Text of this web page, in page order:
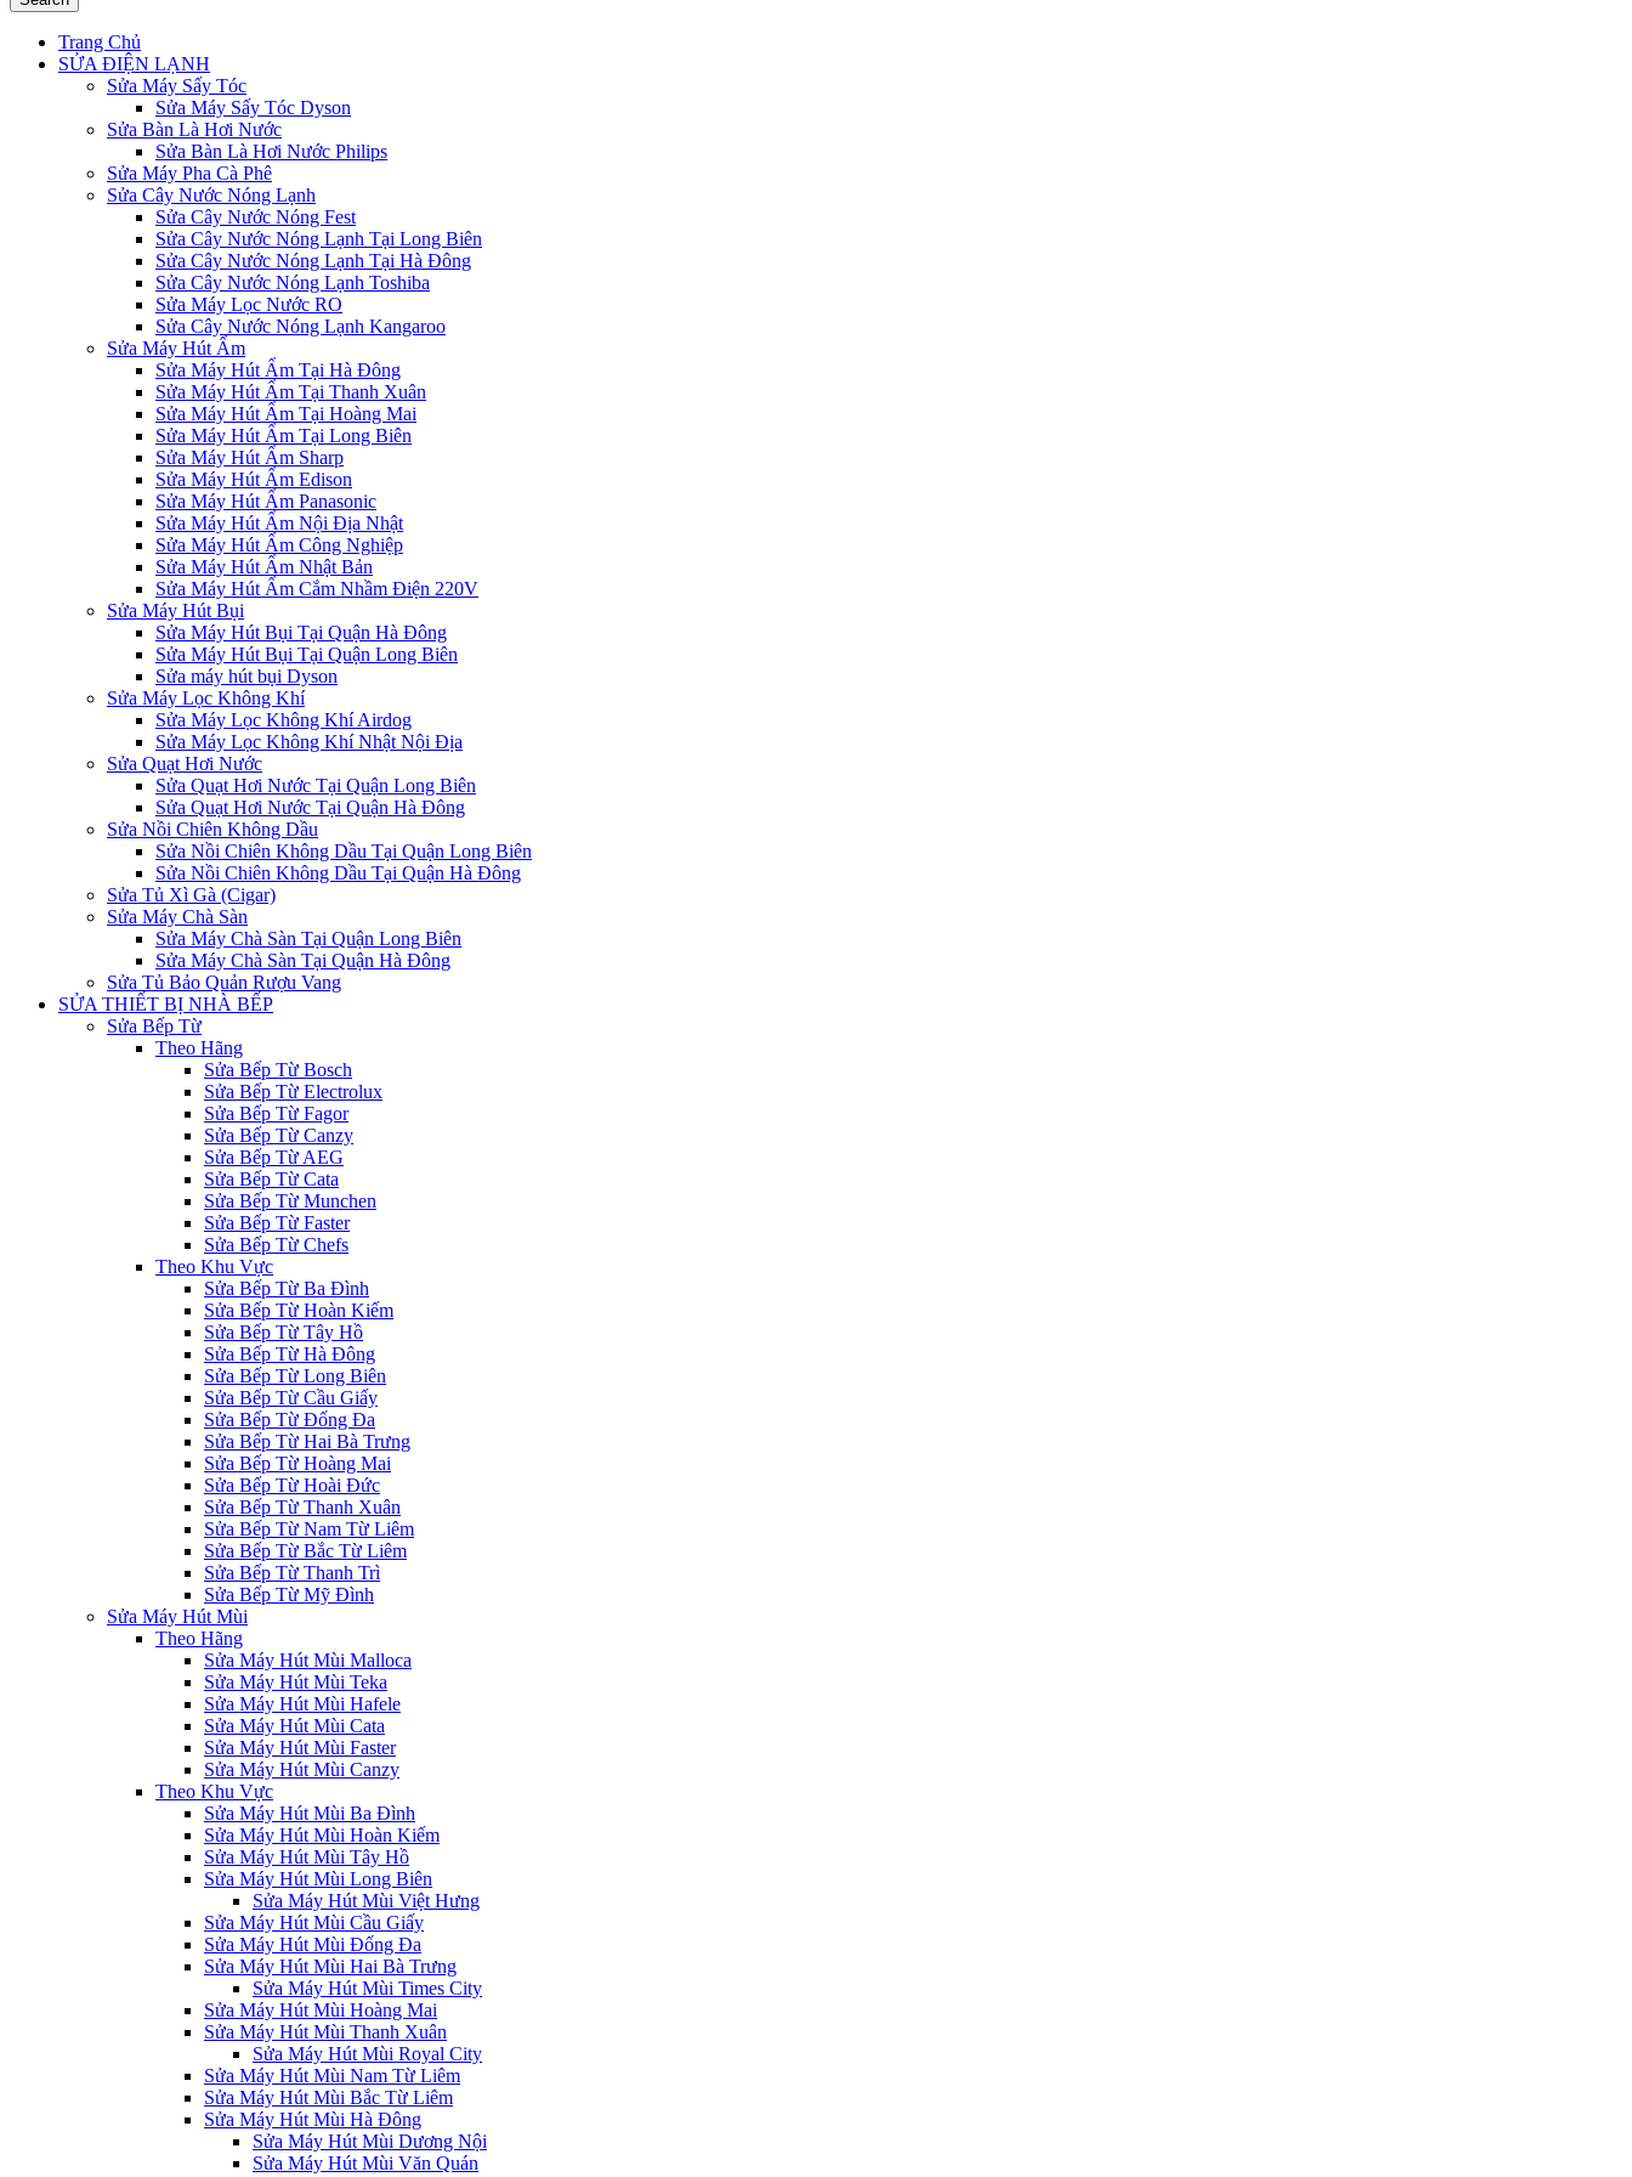
Trang Chủ
SỬA ĐIỆN LẠNH
Sửa Máy Sấy Tóc
Sửa Máy Sấy Tóc Dyson
Sửa Bàn Là Hơi Nước
Sửa Bàn Là Hơi Nước Philips
Sửa Máy Pha Cà Phê
Sửa Cây Nước Nóng Lạnh
Sửa Cây Nước Nóng Fest
Sửa Cây Nước Nóng Lạnh Tại Long Biên
Sửa Cây Nước Nóng Lạnh Tại Hà Đông
Sửa Cây Nước Nóng Lạnh Toshiba
Sửa Máy Lọc Nước RO
Sửa Cây Nước Nóng Lạnh Kangaroo
Sửa Máy Hút Ẩm
Sửa Máy Hút Ẩm Tại Hà Đông
Sửa Máy Hút Ẩm Tại Thanh Xuân
Sửa Máy Hút Ẩm Tại Hoàng Mai
Sửa Máy Hút Ẩm Tại Long Biên
Sửa Máy Hút Ẩm Sharp
Sửa Máy Hút Ẩm Edison
Sửa Máy Hút Ẩm Panasonic
Sửa Máy Hút Ẩm Nội Địa Nhật
Sửa Máy Hút Ẩm Công Nghiệp
Sửa Máy Hút Ẩm Nhật Bản
Sửa Máy Hút Ẩm Cắm Nhầm Điện 220V
Sửa Máy Hút Bụi
Sửa Máy Hút Bụi Tại Quận Hà Đông
Sửa Máy Hút Bụi Tại Quận Long Biên
Sửa máy hút bụi Dyson
Sửa Máy Lọc Không Khí
Sửa Máy Lọc Không Khí Airdog
Sửa Máy Lọc Không Khí Nhật Nội Địa
Sửa Quạt Hơi Nước
Sửa Quạt Hơi Nước Tại Quận Long Biên
Sửa Quạt Hơi Nước Tại Quận Hà Đông
Sửa Nồi Chiên Không Dầu
Sửa Nồi Chiên Không Dầu Tại Quận Long Biên
Sửa Nồi Chiên Không Dầu Tại Quận Hà Đông
Sửa Tủ Xì Gà (Cigar)
Sửa Máy Chà Sàn
Sửa Máy Chà Sàn Tại Quận Long Biên
Sửa Máy Chà Sàn Tại Quận Hà Đông
Sửa Tủ Bảo Quản Rượu Vang
SỬA THIẾT BỊ NHÀ BẾP
Sửa Bếp Từ
Theo Hãng
Sửa Bếp Từ Bosch
Sửa Bếp Từ Electrolux
Sửa Bếp Từ Fagor
Sửa Bếp Từ Canzy
Sửa Bếp Từ AEG
Sửa Bếp Từ Cata
Sửa Bếp Từ Munchen
Sửa Bếp Từ Faster
Sửa Bếp Từ Chefs
Theo Khu Vực
Sửa Bếp Từ Ba Đình
Sửa Bếp Từ Hoàn Kiếm
Sửa Bếp Từ Tây Hồ
Sửa Bếp Từ Hà Đông
Sửa Bếp Từ Long Biên
Sửa Bếp Từ Cầu Giấy
Sửa Bếp Từ Đống Đa
Sửa Bếp Từ Hai Bà Trưng
Sửa Bếp Từ Hoàng Mai
Sửa Bếp Từ Hoài Đức
Sửa Bếp Từ Thanh Xuân
Sửa Bếp Từ Nam Từ Liêm
Sửa Bếp Từ Bắc Từ Liêm
Sửa Bếp Từ Thanh Trì
Sửa Bếp Từ Mỹ Đình
Sửa Máy Hút Mùi
Theo Hãng
Sửa Máy Hút Mùi Malloca
Sửa Máy Hút Mùi Teka
Sửa Máy Hút Mùi Hafele
Sửa Máy Hút Mùi Cata
Sửa Máy Hút Mùi Faster
Sửa Máy Hút Mùi Canzy
Theo Khu Vực
Sửa Máy Hút Mùi Ba Đình
Sửa Máy Hút Mùi Hoàn Kiếm
Sửa Máy Hút Mùi Tây Hồ
Sửa Máy Hút Mùi Long Biên
Sửa Máy Hút Mùi Việt Hưng
Sửa Máy Hút Mùi Cầu Giấy
Sửa Máy Hút Mùi Đống Đa
Sửa Máy Hút Mùi Hai Bà Trưng
Sửa Máy Hút Mùi Times City
Sửa Máy Hút Mùi Hoàng Mai
Sửa Máy Hút Mùi Thanh Xuân
Sửa Máy Hút Mùi Royal City
Sửa Máy Hút Mùi Nam Từ Liêm
Sửa Máy Hút Mùi Bắc Từ Liêm
Sửa Máy Hút Mùi Hà Đông
Sửa Máy Hút Mùi Dương Nội
Sửa Máy Hút Mùi Văn Quán